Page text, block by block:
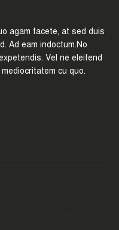
agam facete, at sed duis
Ad eam indoctum.No
Vel ne eleifend
cu quo.